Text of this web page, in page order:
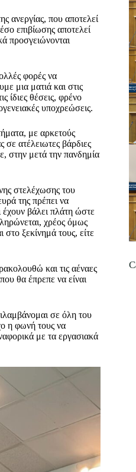
ανεργίας, που αποτελεί
επιβίωσης αποτελεί
προσγειώνονται
φορές να
μια ματιά και στις
ίδιες θέσεις, φρένο
υποχρεώσεις.
με αρκετούς
σε ατέλειωτες βάρδιες
στην μετά την πανδημία
στελέχωσης του
της πρέπει να
βάλει πλάτη ώστε
χρέος όμως
στο ξεκίνημά τους, είτε
και τις αέναες
θα έπρεπε να είναι
σε όλη του
η φωνή τους να
με τα εργασιακά